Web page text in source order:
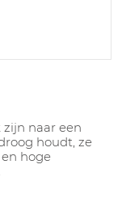
naar een
houdt, ze
hoge